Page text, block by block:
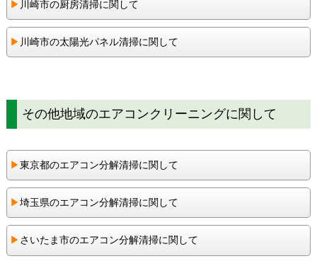
▶︎ 川崎市の厨房清掃に関して
▶︎ 川崎市の太陽光パネル清掃に関して
その他地域のエアコンクリーニングに関して
▶︎東京都のエアコン分解清掃に関して
▶︎埼玉県のエアコン分解清掃に関して
▶︎ さいたま市のエアコン分解清掃に関して